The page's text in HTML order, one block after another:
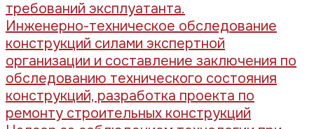
требований эксплуатанта.
Инженерно-техническое обследование
конструкций силами экспертной
организации и составление заключения по
обследованию технического состояния
конструкций, разработка проекта по
ремонту строительных конструкций